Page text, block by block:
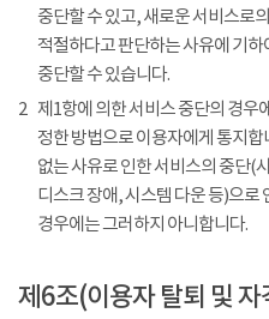
중단할 수 있고, 새로운 서비스로
적절하다고 판단하는 사유에 기하
중단할 수 있습니다.
2 제1항에 의한 서비스 중단의 경우
정한 방법으로 이용자에게 통지
없는 사유로 인한 서비스의 중단(
디스크 장애, 시스템 다운 등)으로
경우에는 그러하지 아니합니다.
제6조(이용자 탈퇴 및 자